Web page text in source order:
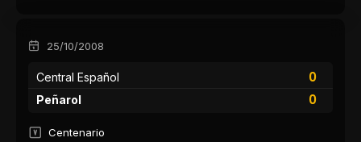
25/10/2008
Central Español
0
0
Peñarol
Centenario